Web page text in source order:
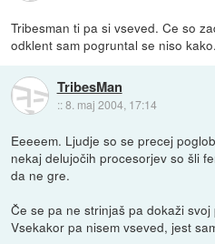
Tribesman ti pa si vseved. Ce so
odklent sam pogruntal se niso kako.
TribesMan
::8. maj 2004, 17:14
Eeeeem. Ljudje so se precej
nekaj delujočih procesorjev so šli
da ne gre.
Če se pa ne strinjaš pa dokaži
Vsekakor pa nisem vseved, jest